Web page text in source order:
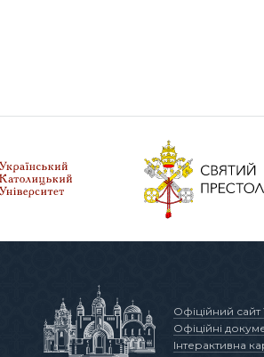
Офіційний
Офіційні
Інтерактивна